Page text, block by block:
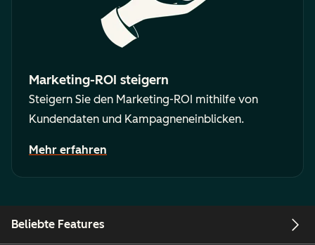
Marketing-ROI steigern
Steigern Sie den Marketing-ROI mithilfe von
Kundendaten und Kampagneneinblicken.
Mehr erfahren
Beliebte Features